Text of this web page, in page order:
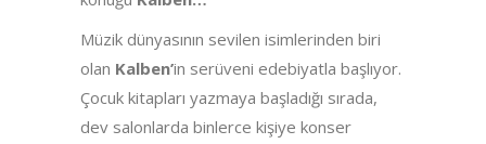
Müzik dünyasının sevilen isimlerinden biri
olan Kalben’in serüveni edebiyatla başlıyor.
Çocuk kitapları yazmaya başladığı sırada,
dev salonlarda binlerce kişiye konser